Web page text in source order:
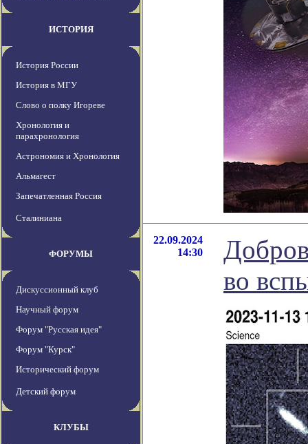
ИСТОРИЯ
История России
История в МГУ
Слово о полку Игореве
Хронология и
парахронология
Астрономия и Хронология
Альмагест
Запечатленная Россия
Сталиниана
ФОРУМЫ
Дискуссионный клуб
Научный форум
Форум "Русская идея"
Форум "Курск"
Исторический форум
Детский форум
КЛУБЫ
22.09.2024
14:30
во